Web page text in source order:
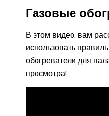
Газовые
В этом видео, вам
использовать
обогреватели для
просмотра!